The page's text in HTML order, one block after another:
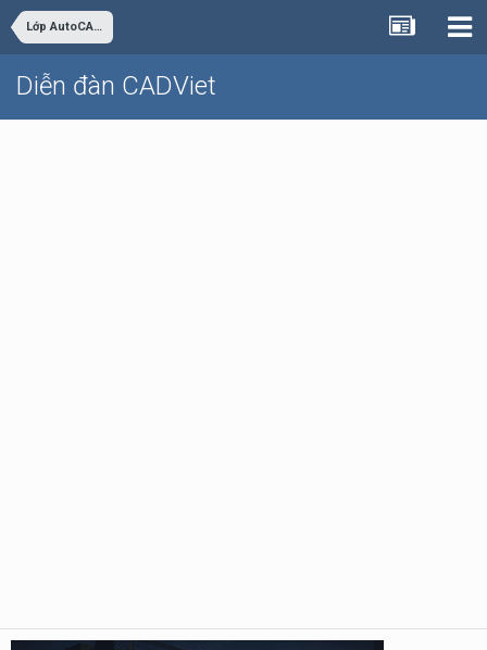
Lớp AutoCAD Cơ bản trực tuyến
Diễn đàn CADViet